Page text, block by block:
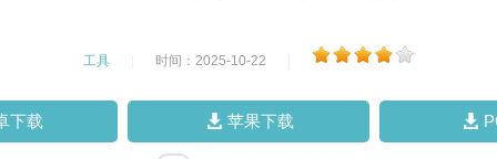
工具 时间：2025-10-22
下载 苹果下载